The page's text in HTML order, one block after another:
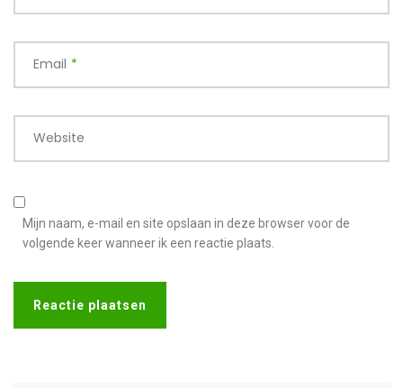
Email *
Website
Mijn naam, e-mail en site opslaan in deze browser voor de
volgende keer wanneer ik een reactie plaats.